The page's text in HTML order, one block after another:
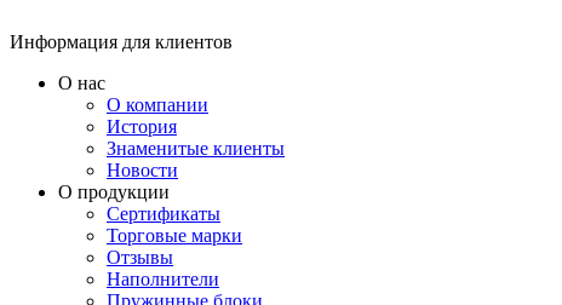
Информация для клиентов
О нас
О компании
История
Знаменитые клиенты
Новости
О продукции
Сертификаты
Торговые марки
Отзывы
Наполнители
Пружинные блоки